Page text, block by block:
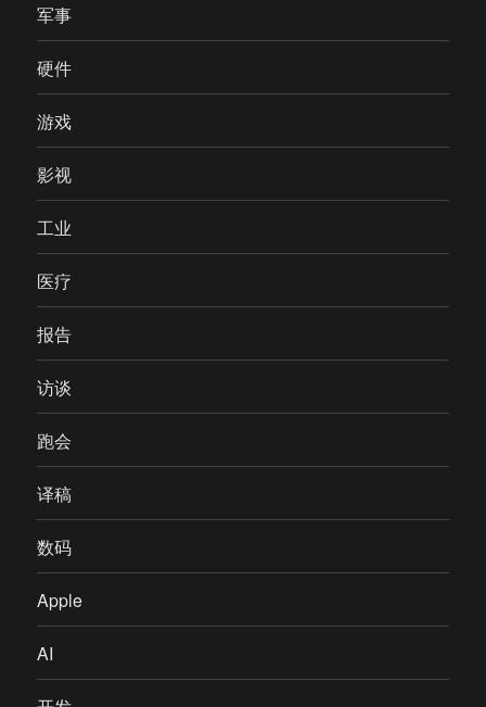
军事
硬件
游戏
影视
工业
医疗
报告
访谈
跑会
译稿
数码
Apple
AI